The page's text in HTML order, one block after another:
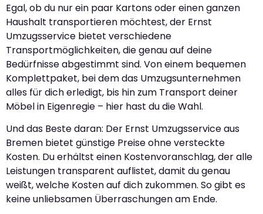
Egal, ob du nur ein paar Kartons oder einen ganzen
Haushalt transportieren möchtest, der Ernst
Umzugsservice bietet verschiedene
Transportmöglichkeiten, die genau auf deine
Bedürfnisse abgestimmt sind. Von einem bequemen
Komplettpaket, bei dem das Umzugsunternehmen
alles für dich erledigt, bis hin zum Transport deiner
Möbel in Eigenregie – hier hast du die Wahl.
Und das Beste daran: Der Ernst Umzugsservice aus
Bremen bietet günstige Preise ohne versteckte
Kosten. Du erhältst einen Kostenvoranschlag, der alle
Leistungen transparent auflistet, damit du genau
weißt, welche Kosten auf dich zukommen. So gibt es
keine unliebsamen Überraschungen am Ende.